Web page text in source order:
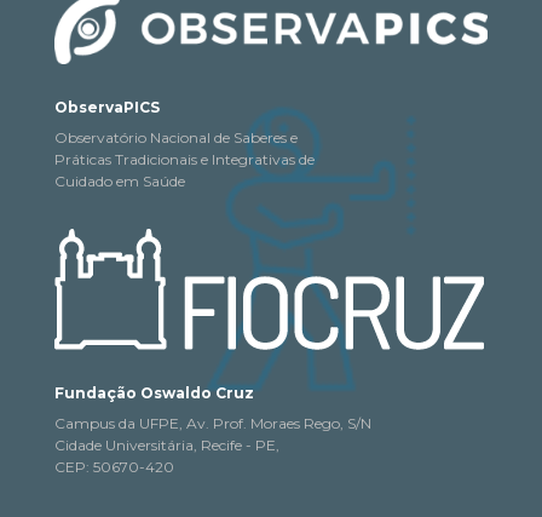
ObservaPICS
Observatório Nacional de Saberes e
Práticas Tradicionais e Integrativas de
Cuidado em Saúde
Fundação Oswaldo Cruz
Campus da UFPE, Av. Prof. Moraes Rego, S/N
Cidade Universitária, Recife - PE,
CEP: 50670-420